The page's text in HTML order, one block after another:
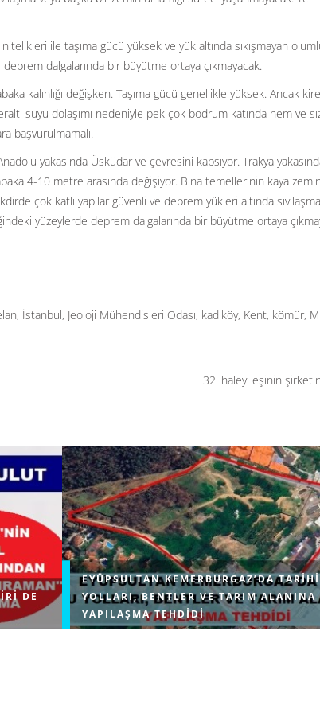
ile taşıma gücü yüksek ve yük altında sıkışmayan
dalgalarında bir büyütme ortaya çıkmayacak.
kalınlığı değişken. Taşıma gücü genellikle yüksek. Ancak
suyu dolaşımı nedeniyle pek çok bodrum katında nem ve
başvurulmamalı.
yakasında Üsküdar ve çevresini kapsıyor. Trakya
4-10 metre arasında değişiyor. Bina temellerinin kaya
çok katlı yapılar güvenli ve deprem yükleri altında
yüzeylerde deprem dalgalarında bir büyütme ortaya
, İstanbul, Jeoloji Mühendisleri Odası, kadıköy, Kent, kömür,
32 ihaleyi eşinin
DE
EYÜPSULTAN KEMERBURGAZ’DA
YOLLARI, BENTLER VE TARIM ALANINA
YAPILAŞMA TEHDIDI